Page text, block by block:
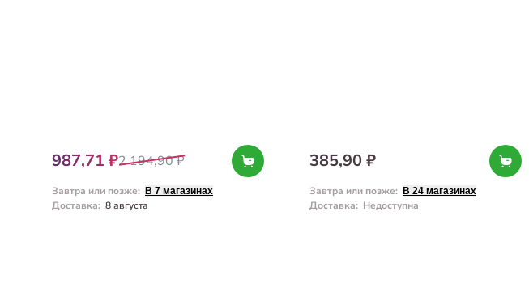
987,71 ₽2 194,90 ₽
Завтра или позже: В 7 магазинах
Доставка: 8 августа
385,90 ₽
Завтра или позже: В 24 магазинах
Доставка: Недоступна